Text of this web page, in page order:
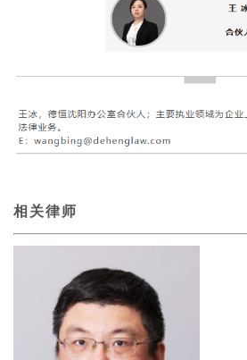
相关律师